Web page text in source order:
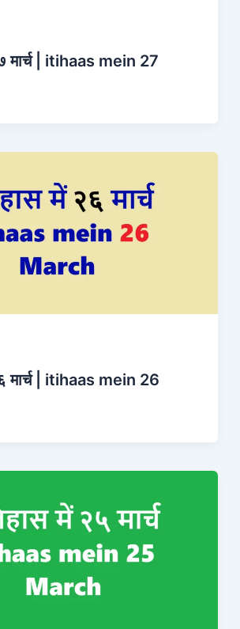
मार्च | itihaas mein 27
मार्च | itihaas mein 26